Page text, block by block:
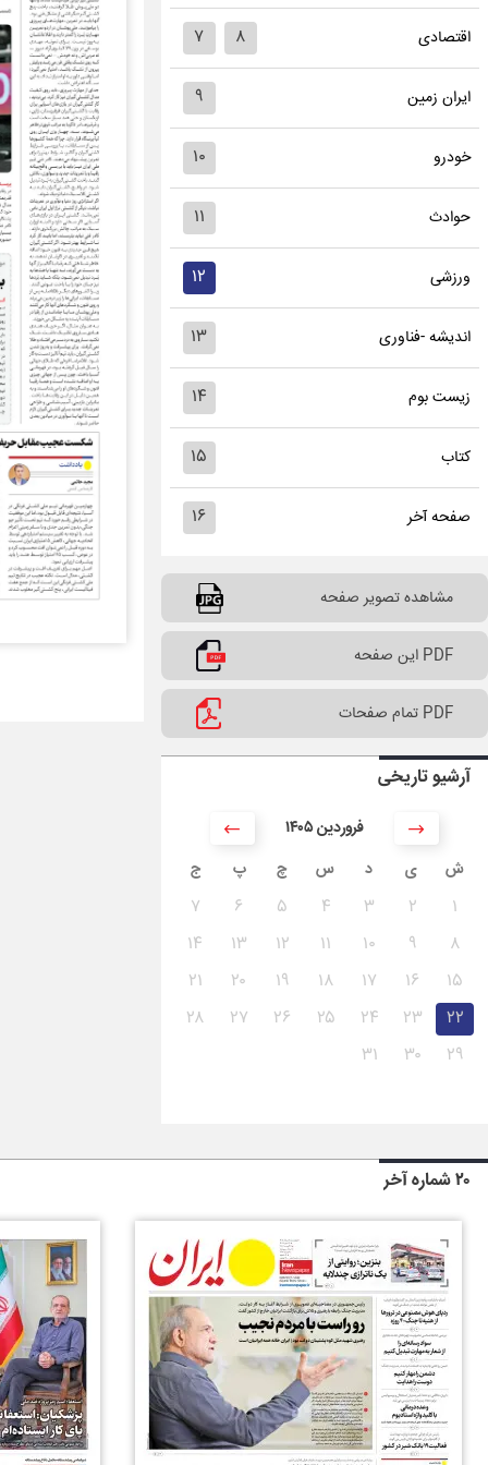
اقتصادی ۷ ۸
ایران زمین ۹
خودرو ۱۰
حوادث ۱۱
ورزشی ۱۲
اندیشه -فناوری ۱۳
زیست بوم ۱۴
کتاب ۱۵
صفحه آخر ۱۶
مشاهده تصویر صفحه
PDF این صفحه
PDF تمام صفحات
آرشیو تاریخی
۱۴۰۵ فروردین
ش
ی د س چ پ ج
۱ ۲ ۳ ۴ ۵ ۶
۷
۸
۹ ۱۰ ۱۱ ۱۲ ۱۳
۱۴
۱۵
۱۶ ۱۷ ۱۸ ۱۹ ۲۰
۲۱
۲۲
۲۳ ۲۴ ۲۵ ۲۶ ۲۷
۲۸
۲۹
۳۰ ۳۱
۲۰ شماره آخر